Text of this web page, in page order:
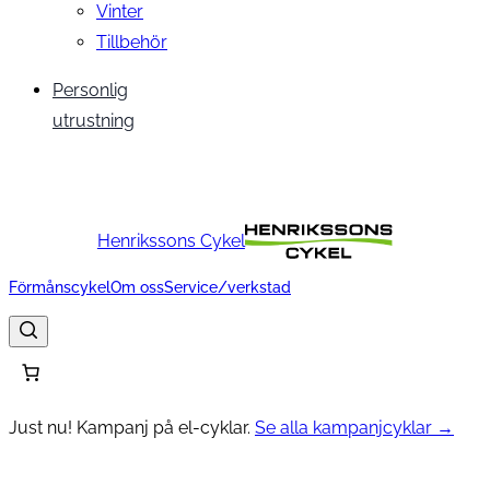
Vinter
Tillbehör
Personlig
utrustning
Henrikssons Cykel
FörmånscykelOm ossService/verkstad
Just nu! Kampanj på el-cyklar. Se alla kampanjcyklar →